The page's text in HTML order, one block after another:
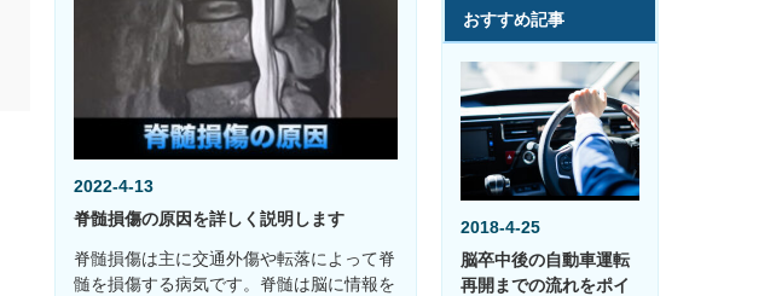
2022-4-13
脊髄損傷の原因を詳しく説明します
脊髄損傷は主に交通外傷や転落によって脊
髄を損傷する病気です。脊髄は脳に情報を
おすすめ記事
2018-4-25
脳卒中後の自動車運転
再開までの流れをポイ